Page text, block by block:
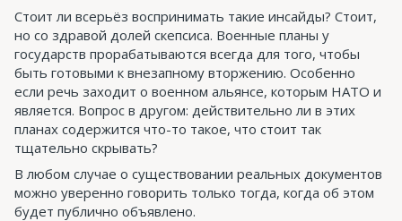
Стоит ли всерьёз воспринимать такие инсайды? Стоит,
но со здравой долей скепсиса. Военные планы у
государств прорабатываются всегда для того, чтобы
быть готовыми к внезапному вторжению. Особенно
если речь заходит о военном альянсе, которым НАТО и
является. Вопрос в другом: действительно ли в этих
планах содержится что-то такое, что стоит так
тщательно скрывать?
В любом случае о существовании реальных документов
можно уверенно говорить только тогда, когда об этом
будет публично объявлено.